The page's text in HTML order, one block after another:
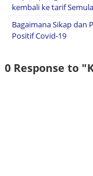
kembali ke tarif
Bagaimana Sikap dan
Positif Covid-19
0 Response to